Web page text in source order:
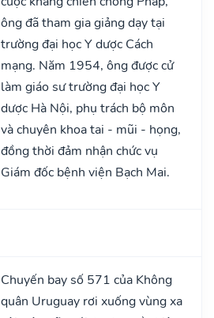
ông đã tham gia giảng dạy tại
trường đại học Y dược Cách
mạng. Năm 1954, ông được cử
làm giáo sư trường đại học Y
dược Hà Nội, phụ trách bộ môn
và chuyên khoa tai - mũi - họng,
đồng thời đảm nhận chức vụ
Giám đốc bệnh viện Bạch Mai.
Chuyến bay số 571 của Không
quân Uruguay rơi xuống vùng xa